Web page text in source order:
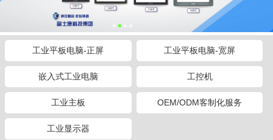
工业平板电脑-正屏 工业平板电脑-宽屏
嵌入式工业电脑 工控机
工业主板 OEM/ODM客制化服务
工业显示器